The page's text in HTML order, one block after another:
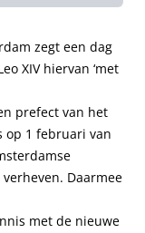
zegt een dag
XIV hiervan ‘met
prefect van het
op 1 februari van
Daarmee
met de nieuwe